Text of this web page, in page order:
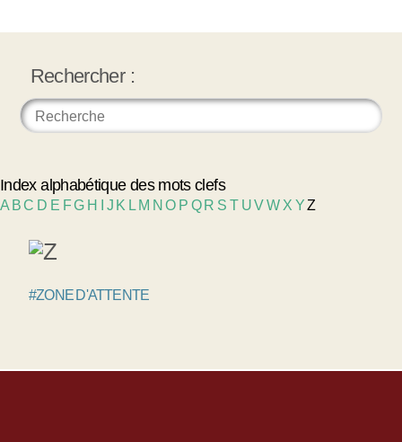
Rechercher :
Index alphabétique des mots clefs
A BC D E FG H J K L M NO P Q R S T UVW X YZ
#ZONE D'ATTENTE